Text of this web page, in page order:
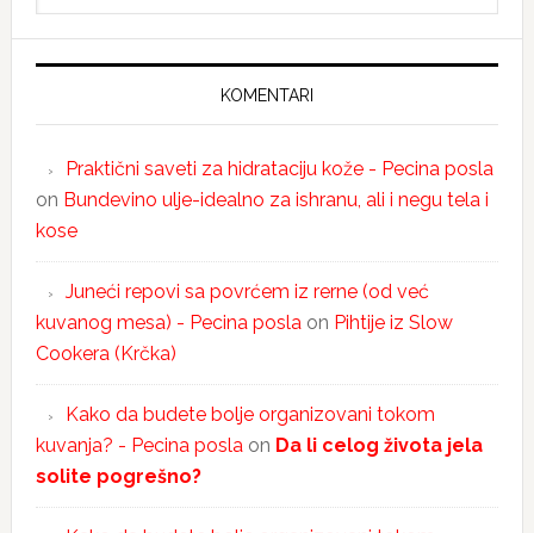
KOMENTARI
Praktični saveti za hidrataciju kože - Pecina posla
on Bundevino ulje-idealno za ishranu, ali i negu tela i
kose
Juneći repovi sa povrćem iz rerne (od već
kuvanog mesa) - Pecina poslaon Pihtije iz Slow
Cookera (Krčka)
Kako da budete bolje organizovani tokom
kuvanja? - Pecina poslaon Da li celog života jela
solite pogrešno?